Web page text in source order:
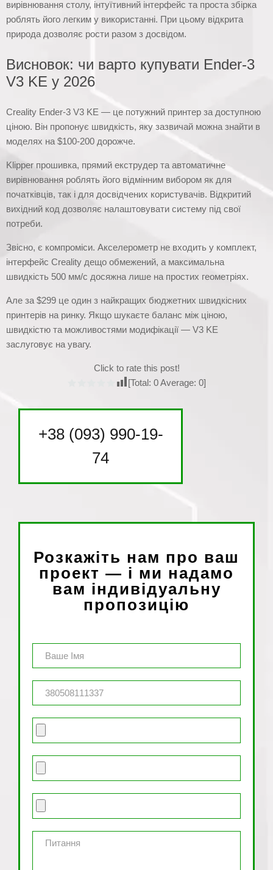
вирівнювання столу, інтуїтивний інтерфейс та проста збірка
роблять його легким у використанні. При цьому відкрита
природа дозволяє рости разом з досвідом.
Висновок: чи варто купувати Ender-3
V3 KE у 2026
Creality Ender-3 V3 KE — це потужний принтер за доступною
ціною. Він пропонує швидкість, яку зазвичай можна знайти в
моделях на $100-200 дорожче.
Klipper прошивка, прямий екструдер та автоматичне
вирівнювання роблять його відмінним вибором як для
початківців, так і для досвідчених користувачів. Відкритий
вихідний код дозволяє налаштовувати систему під свої
потреби.
Звісно, є компроміси. Акселерометр не входить у комплект,
інтерфейс Creality дещо обмежений, а максимальна
швидкість 500 мм/с досяжна лише на простих геометріях.
Але за $299 це один з найкращих бюджетних швидкісних
принтерів на ринку. Якщо шукаєте баланс між ціною,
швидкістю та можливостями модифікації — V3 KE
заслуговує на увагу.
Click to rate this post!
[Total: 0Average: 0]
+38 (093) 990-19-
74
Розкажіть нам про ваш
проект — і ми надамо
вам індивідуальну
пропозицію